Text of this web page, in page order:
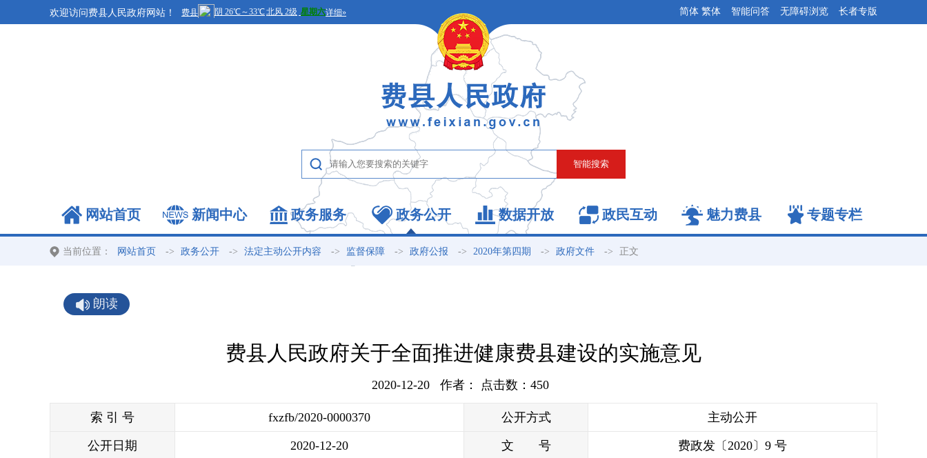
欢迎访问费县人民政府网站！ 智能问答 无障碍浏览 长者专版
简体 繁体
网站首页 新闻中心 政务服务 政务公开 数据开放 政民互动 魅力费县 专题专栏
当前位置： 网站首页 -> 政务公开 -> 法定主动公开内容 -> 监督保障 -> 政府公报 -> 2020年第四期 -> 政府文件 -> 正文
朗读
费县人民政府关于全面推进健康费县建设的实施意见
2020-12-20 作者： 点击数： 450
索 引 号 fxzfb/2020-0000370 公开方式 主动公开
公开日期 2020-12-20 文 号 费政发〔2020〕9 号